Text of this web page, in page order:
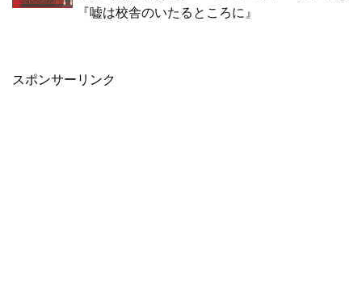
『嘘は校舎のいたるところに』
スポンサーリンク